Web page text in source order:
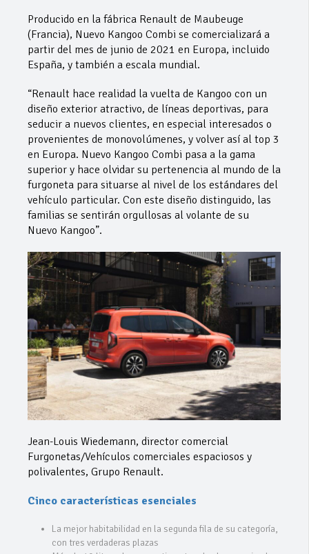
Producido en la fábrica Renault de Maubeuge
(Francia), Nuevo Kangoo Combi se comercializará a
partir del mes de junio de 2021 en Europa, incluido
España, y también a escala mundial.
“Renault hace realidad la vuelta de Kangoo con un
diseño exterior atractivo, de líneas deportivas, para
seducir a nuevos clientes, en especial interesados o
provenientes de monovolúmenes, y volver así al top 3
en Europa. Nuevo Kangoo Combi pasa a la gama
superior y hace olvidar su pertenencia al mundo de la
furgoneta para situarse al nivel de los estándares del
vehículo particular. Con este diseño distinguido, las
familias se sentirán orgullosas al volante de su
Nuevo Kangoo”.
Jean-Louis Wiedemann, director comercial
Furgonetas/Vehículos comerciales espaciosos y
polivalentes, Grupo Renault.
Cinco características esenciales
La mejor habitabilidad en la segunda fila de su categoría,
con tres verdaderas plazas